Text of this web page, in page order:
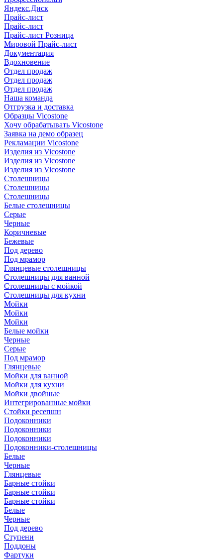
Яндекс.Диск
Прайс-лист
Прайс-лист
Прайс-лист Розница
Мировой Прайс-лист
Документация
Вдохновение
Отдел продаж
Отдел продаж
Отдел продаж
Наша команда
Отгрузка и доставка
Образцы Vicostone
Хочу обрабатывать Vicostone
Заявка на демо образец
Рекламации Vicostone
Изделия из Vicostone
Изделия из Vicostone
Изделия из Vicostone
Столешницы
Столешницы
Столешницы
Белые столешницы
Серые
Черные
Коричневые
Бежевые
Под дерево
Под мрамор
Глянцевые столешницы
Столешницы для ванной
Столешницы с мойкой
Столешницы для кухни
Мойки
Мойки
Мойки
Белые мойки
Черные
Серые
Под мрамор
Глянцевые
Мойки для ванной
Мойки для кухни
Мойки двойные
Интегрированные мойки
Стойки ресепшн
Подоконники
Подоконники
Подоконники
Подоконники-столешницы
Белые
Черные
Глянцевые
Барные стойки
Барные стойки
Барные стойки
Белые
Черные
Под дерево
Ступени
Поддоны
Фартуки